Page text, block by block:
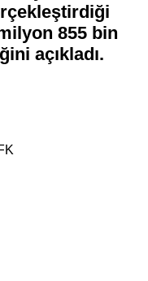
855 bin
açıkladı.